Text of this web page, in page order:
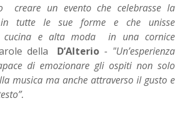
creare un evento che celebrasse la
tutte le sue forme e che unisse
cucina e alta moda in una cornice
della D’Alterio - "Un’esperienza
di emozionare gli ospiti non solo
musica ma anche attraverso il gusto e